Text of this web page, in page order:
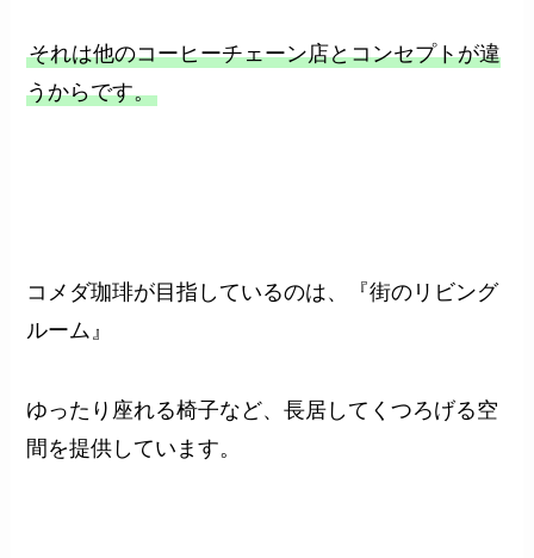
それは他のコーヒーチェーン店とコンセプトが違
うからです。
コメダ珈琲が目指しているのは、『街のリビング
ルーム』
ゆったり座れる椅子など、長居してくつろげる空
間を提供しています。